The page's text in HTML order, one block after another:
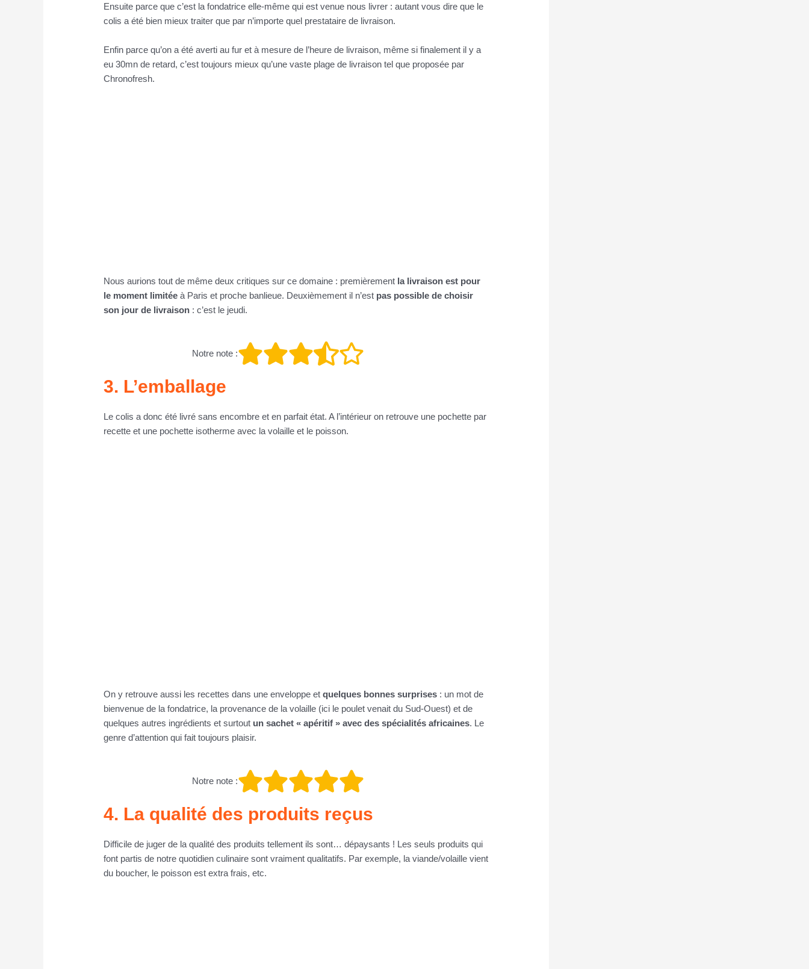
Ensuite parce que c’est la fondatrice elle-même qui est venue nous livrer : autant vous dire que le
colis a été bien mieux traiter que par n’importe quel prestataire de livraison.
Enfin parce qu’on a été averti au fur et à mesure de l’heure de livraison, même si finalement il y a
eu 30mn de retard, c’est toujours mieux qu’une vaste plage de livraison tel que proposée par
Chronofresh.
Nous aurions tout de même deux critiques sur ce domaine : premièrement la livraison est pour
le moment limitée à Paris et proche banlieue. Deuxièmement il n’est pas possible de choisir
son jour de livraison : c’est le jeudi.
Notre note :
3. L’emballage
Le colis a donc été livré sans encombre et en parfait état. A l’intérieur on retrouve une pochette par
recette et une pochette isotherme avec la volaille et le poisson.
On y retrouve aussi les recettes dans une enveloppe etquelques bonnes surprises : un mot de
bienvenue de la fondatrice, la provenance de la volaille (ici le poulet venait du Sud-Ouest) et de
quelques autres ingrédients et surtout un sachet « apéritif » avec des spécialités africaines. Le
genre d’attention qui fait toujours plaisir.
Notre note :
4. La qualité des produits reçus
Difficile de juger de la qualité des produits tellement ils sont… dépaysants ! Les seuls produits qui
font partis de notre quotidien culinaire sont vraiment qualitatifs. Par exemple, la viande/volaille vient
du boucher, le poisson est extra frais, etc.